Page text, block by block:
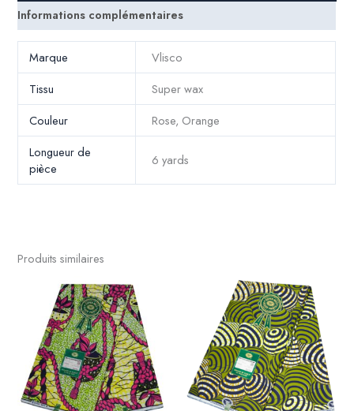
Informations complémentaires
Marque
Vlisco
Tissu
Super wax
Couleur
Rose, Orange
Longueur de
pièce
6 yards
Produits similaires
a
plusieurs
variations.
Les
options